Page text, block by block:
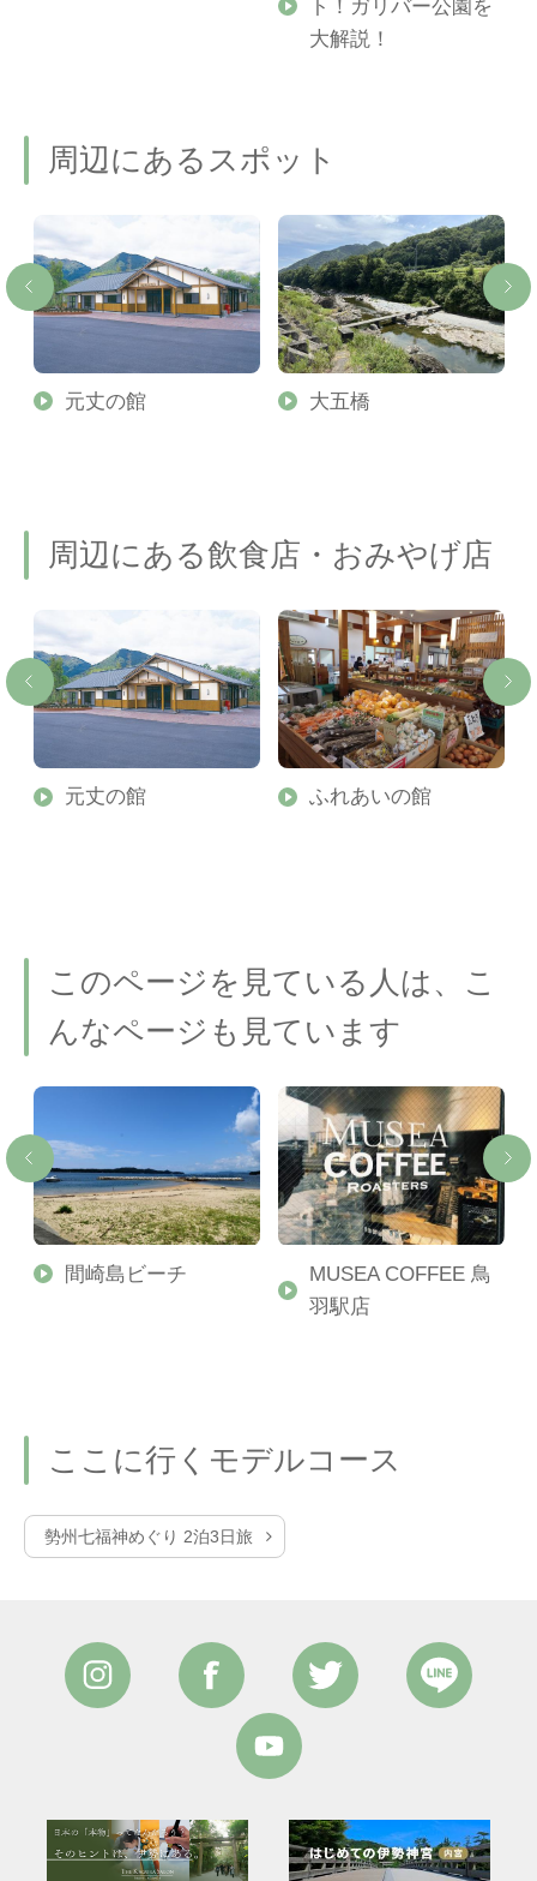
ト！ガリバー公園を
大解説！
周辺にあるスポット
元丈の館 大五橋
周辺にある飲食店・おみやげ店
元丈の館 ふれあいの館
このページを見ている人は、こ
んなページも見ています
間崎島ビーチ
MUSEA COFFEE 鳥
羽駅店
ここに行くモデルコース
勢州七福神めぐり 2泊3日旅